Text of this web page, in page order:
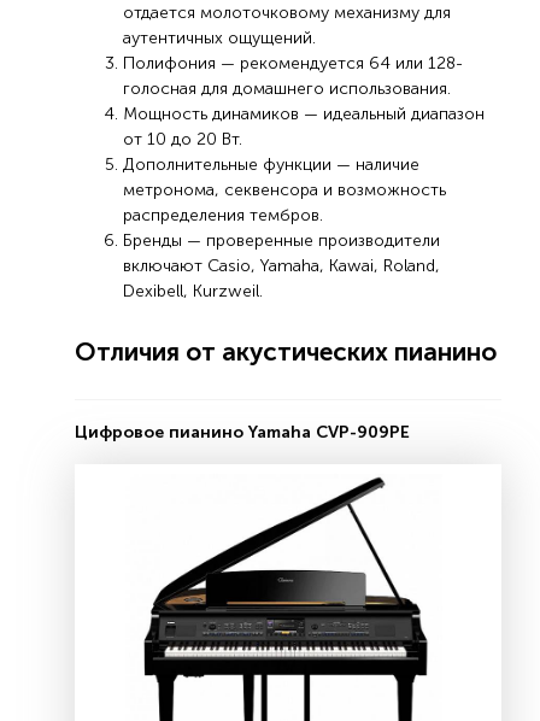
отдается молоточковому механизму для
аутентичных ощущений.
Полифония — рекомендуется 64 или 128-
голосная для домашнего использования.
Мощность динамиков — идеальный диапазон
от 10 до 20 Вт.
Дополнительные функции — наличие
метронома, секвенсора и возможность
распределения тембров.
Бренды — проверенные производители
включают Casio, Yamaha, Kawai, Roland,
Dexibell, Kurzweil.
Отличия от акустических пианино
Цифровое пианино Yamaha CVP-909PE